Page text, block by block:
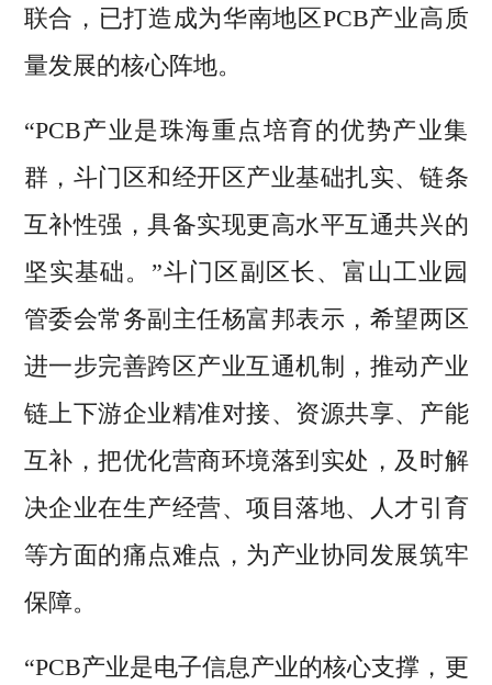
联合，已打造成为华南地区PCB产业高质
量发展的核心阵地。
“PCB产业是珠海重点培育的优势产业集
群，斗门区和经开区产业基础扎实、链条
互补性强，具备实现更高水平互通共兴的
坚实基础。”斗门区副区长、富山工业园
管委会常务副主任杨富邦表示，希望两区
进一步完善跨区产业互通机制，推动产业
链上下游企业精准对接、资源共享、产能
互补，把优化营商环境落到实处，及时解
决企业在生产经营、项目落地、人才引育
等方面的痛点难点，为产业协同发展筑牢
保障。
“PCB产业是电子信息产业的核心支撑，更